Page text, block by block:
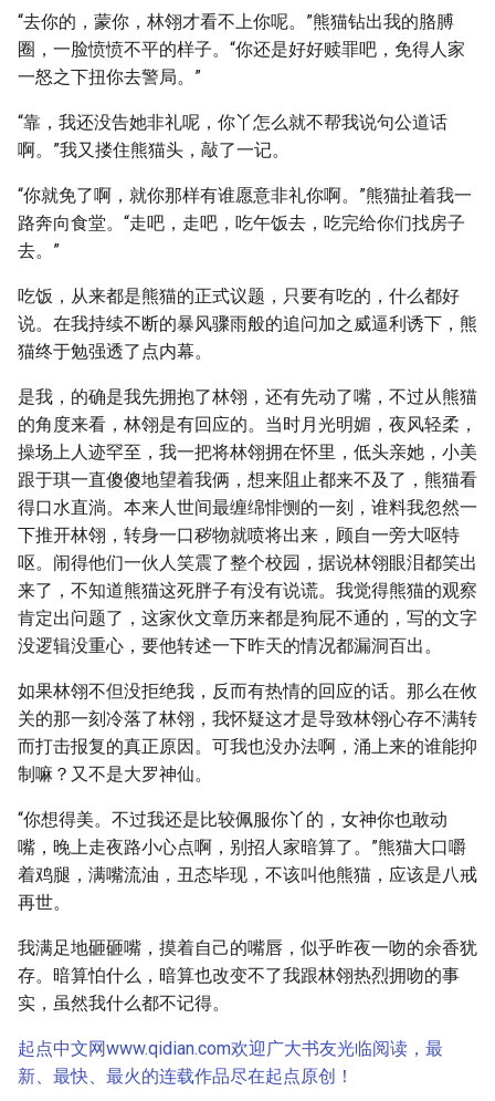
“去你的，蒙你，林翎才看不上你呢。”熊猫钻出我的胳膊
圈，一脸愤愤不平的样子。“你还是好好赎罪吧，免得人家
一怒之下扭你去警局。”
“靠，我还没告她非礼呢，你丫怎么就不帮我说句公道话
啊。”我又搂住熊猫头，敲了一记。
“你就免了啊，就你那样有谁愿意非礼你啊。”熊猫扯着我一
路奔向食堂。“走吧，走吧，吃午饭去，吃完给你们找房子
去。”
吃饭，从来都是熊猫的正式议题，只要有吃的，什么都好
说。在我持续不断的暴风骤雨般的追问加之威逼利诱下，熊
猫终于勉强透了点内幕。
是我，的确是我先拥抱了林翎，还有先动了嘴，不过从熊猫
的角度来看，林翎是有回应的。当时月光明媚，夜风轻柔，
操场上人迹罕至，我一把将林翎拥在怀里，低头亲她，小美
跟于琪一直傻傻地望着我俩，想来阻止都来不及了，熊猫看
得口水直淌。本来人世间最缠绵悱恻的一刻，谁料我忽然一
下推开林翎，转身一口秽物就喷将出来，顾自一旁大呕特
呕。闹得他们一伙人笑震了整个校园，据说林翎眼泪都笑出
来了，不知道熊猫这死胖子有没有说谎。我觉得熊猫的观察
肯定出问题了，这家伙文章历来都是狗屁不通的，写的文字
没逻辑没重心，要他转述一下昨天的情况都漏洞百出。
如果林翎不但没拒绝我，反而有热情的回应的话。那么在攸
关的那一刻冷落了林翎，我怀疑这才是导致林翎心存不满转
而打击报复的真正原因。可我也没办法啊，涌上来的谁能抑
制嘛？又不是大罗神仙。
“你想得美。不过我还是比较佩服你丫的，女神你也敢动
嘴，晚上走夜路小心点啊，别招人家暗算了。”熊猫大口嚼
着鸡腿，满嘴流油，丑态毕现，不该叫他熊猫，应该是八戒
再世。
我满足地砸砸嘴，摸着自己的嘴唇，似乎昨夜一吻的余香犹
存。暗算怕什么，暗算也改变不了我跟林翎热烈拥吻的事
实，虽然我什么都不记得。
起点中文网www.qidian.com欢迎广大书友光临阅读，最
新、最快、最火的连载作品尽在起点原创！